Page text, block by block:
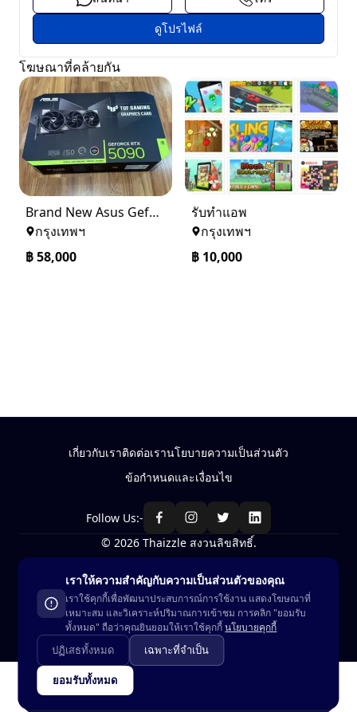
ดูโปรไฟล์
โฆษณาที่คล้ายกัน
Brand New Asus Geforce RTX 5090 32GB Oc Edition GPU
กรุงเทพฯ
฿58,000
รับทำแอพ
กรุงเทพฯ
฿ 10,000
ดูในแอพ
เกี่ยวกับเราติดต่อเรานโยบายความเป็นส่วนตัว
ข้อกำหนดและเงื่อนไข
Follow Us:-
© 2026 Thaizzle สงวนลิขสิทธิ์.
ซื้อ-ขาย สินค้าในประเทศไทย
เราให้ความสำคัญกับความเป็นส่วนตัวของคุณ
เราใช้คุกกี้เพื่อพัฒนาประสบการณ์การใช้งาน แสดงโฆษณาที่
เหมาะสม และวิเคราะห์ปริมาณการเข้าชม การคลิก "ยอมรับ
ทั้งหมด" ถือว่าคุณยินยอมให้เราใช้คุกกี้ นโยบายคุกกี้
ปฏิเสธทั้งหมด เฉพาะที่จำเป็น
ยอมรับทั้งหมด